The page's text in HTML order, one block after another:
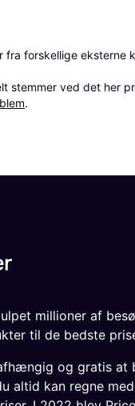
fra forskellige eksterne
stemmer ved det her
.
millioner af
til de bedste
og gratis at
altid kan regne